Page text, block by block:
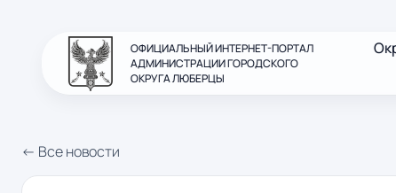
ОФИЦИАЛЬНЫЙ ИНТЕРНЕТ-ПОРТАЛ
АДМИНИСТРАЦИИ ГОРОДСКОГО
ОКРУГА ЛЮБЕРЦЫ
← Все новости